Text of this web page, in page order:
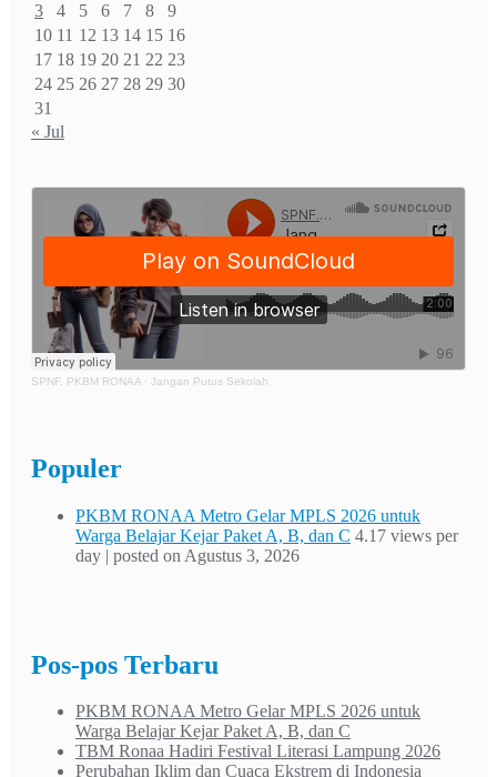
3
4 5 6 7 8
9
10 11 12 13 14 15 16
17 18 19 20 21 22 23
24 25 26 27 28 29 30
31
« Jul
SPNF. PKBM RONAA · Jangan Putus Sekolah
Populer
PKBM RONAA Metro Gelar MPLS 2026 untuk
Warga Belajar Kejar Paket A, B, dan C 4.17 views per
day | posted on Agustus 3, 2026
Pos-pos Terbaru
PKBM RONAA Metro Gelar MPLS 2026 untuk
Warga Belajar Kejar Paket A, B, dan C
TBM Ronaa Hadiri Festival Literasi Lampung 2026
Perubahan Iklim dan Cuaca Ekstrem di Indonesia